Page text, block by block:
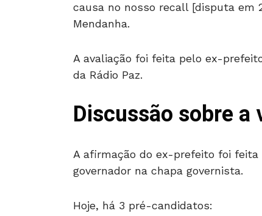
causa no nosso recall [disputa em
Mendanha.
A avaliação foi feita pelo ex-
da Rádio Paz.
Discussão sobre a
A afirmação do ex-prefeito foi
governador na chapa governista.
Hoje, há 3 pré-candidatos: